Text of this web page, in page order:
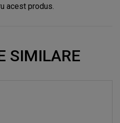
acest produs.
SIMILARE